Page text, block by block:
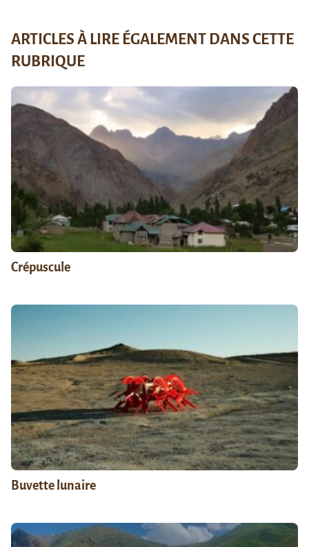
ARTICLES À LIRE ÉGALEMENT DANS CETTE
RUBRIQUE
Crépuscule
Buvette lunaire